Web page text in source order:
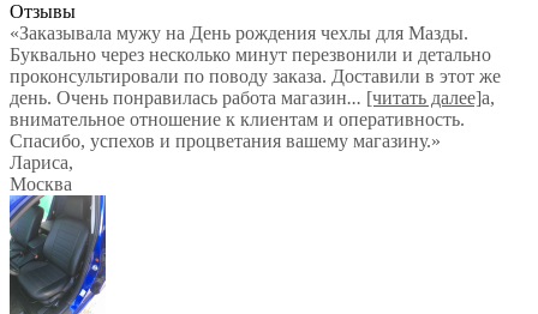
Отзывы
«Заказывала мужу на День рождения чехлы для Мазды.
Буквально через несколько минут перезвонили и детально
проконсультировали по поводу заказа. Доставили в этот же
день. Очень понравилась работа магазин... [читать далее]а,
внимательное отношение к клиентам и оперативность.
Спасибо, успехов и процветания вашему магазину.»
Лариса,
Москва